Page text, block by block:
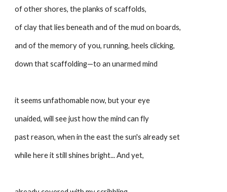
of other shores, the planks of scaffolds,
of clay that lies beneath and of the mud on boards,
and of the memory of you, running, heels clicking,
down that scaffolding—to an unarmed mind
it seems unfathomable now, but your eye
unaided, will see just how the mind can fly
past reason, when in the east the sun's already set
while here it still shines bright... And yet,